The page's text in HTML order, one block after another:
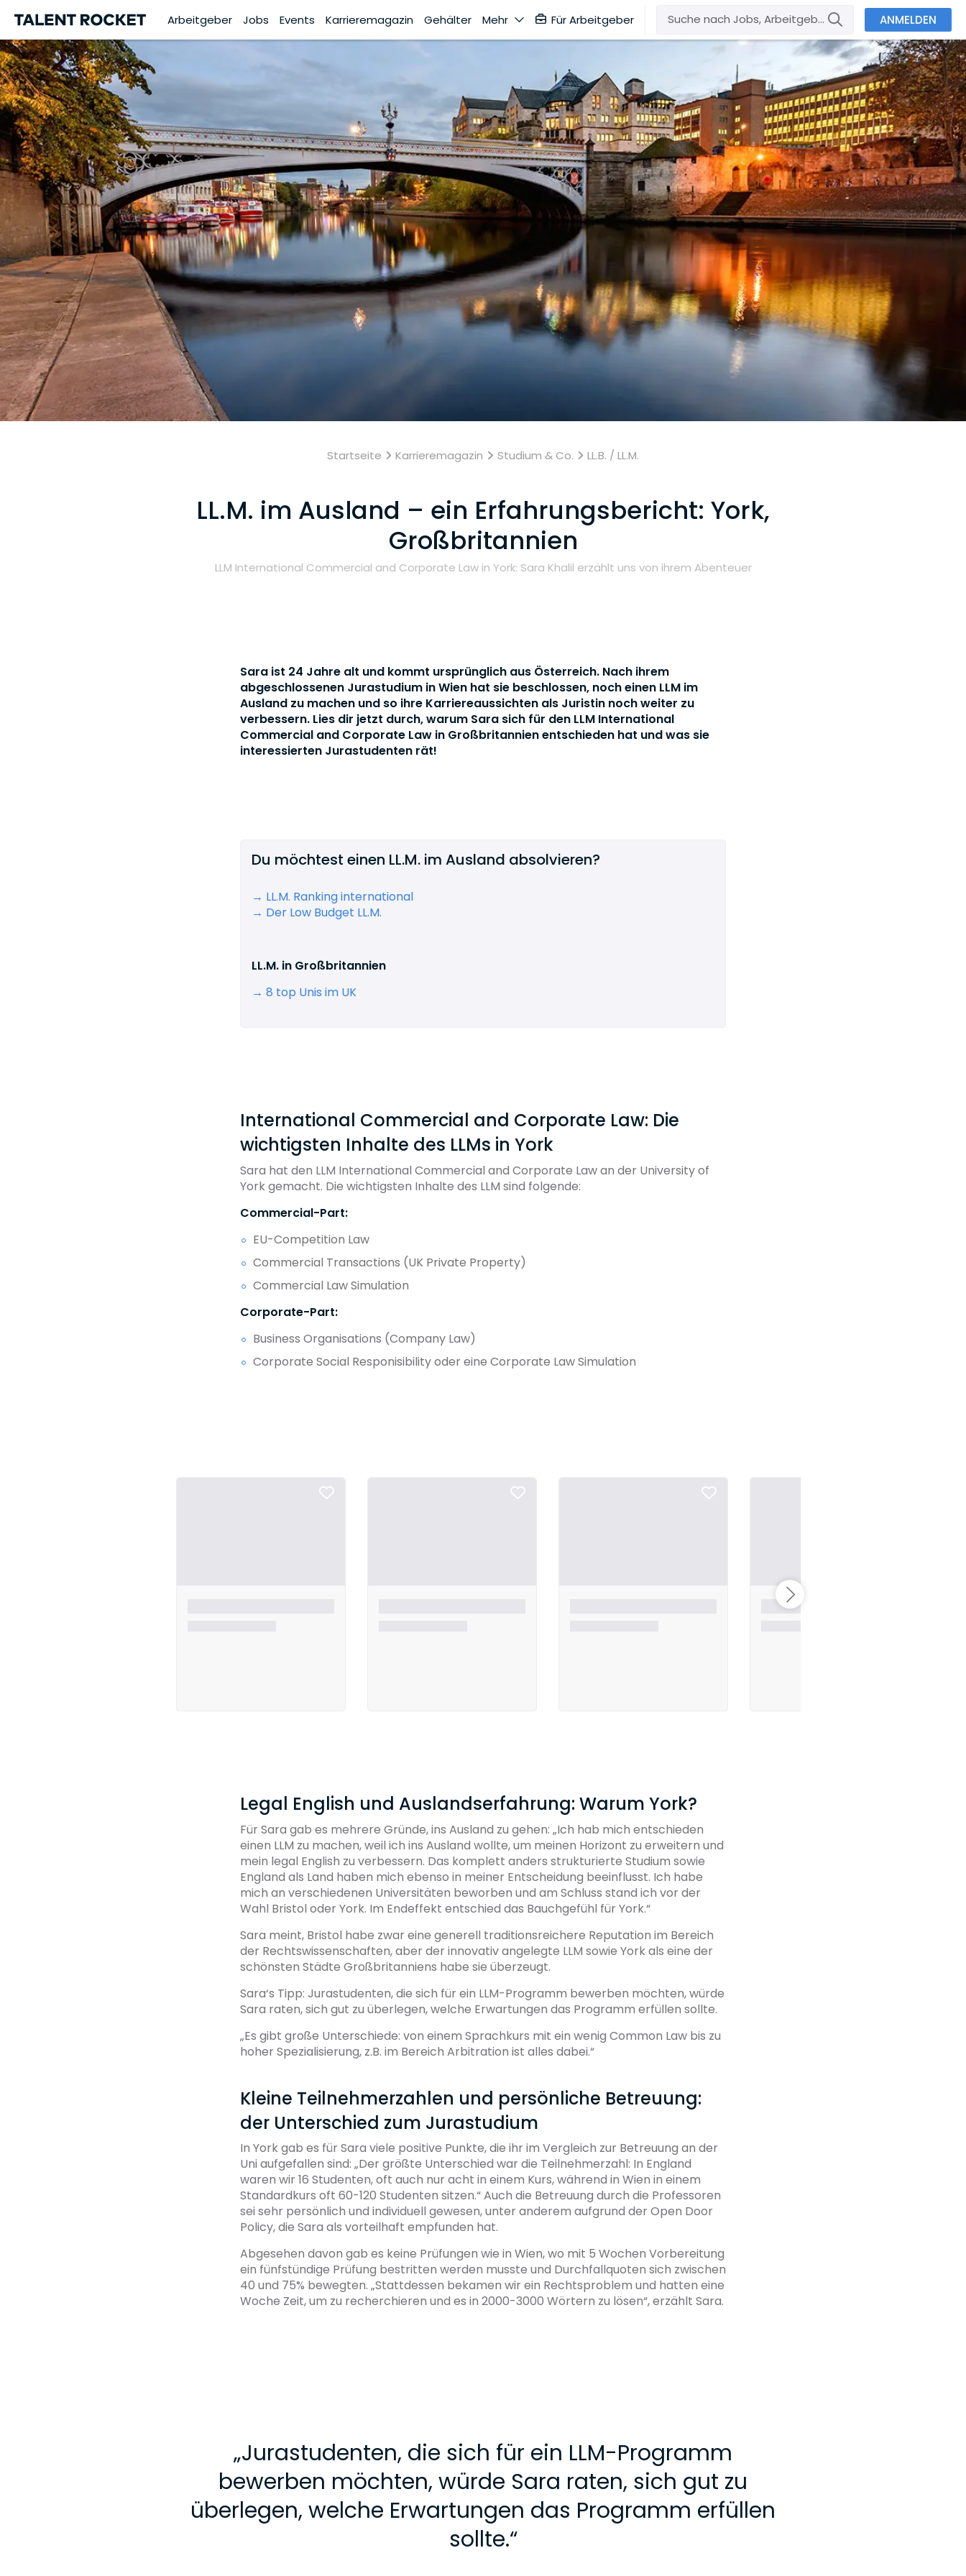
Arbeitgeber Jobs Events Karrieremagazin Gehälter Mehr Für Arbeitgeber ANMELDEN
Startseite Karrieremagazin Studium & Co. LL.B. / LL.M.
LL.M. im Ausland – ein Erfahrungsbericht: York,
Großbritannien
LLM International Commercial and Corporate Law in York: Sara Khalil erzählt uns von ihrem Abenteuer
Sara ist 24 Jahre alt und kommt ursprünglich aus Österreich. Nach ihrem
abgeschlossenen Jurastudium in Wien hat sie beschlossen, noch einen LLM im
Ausland zu machen und so ihre Karriereaussichten als Juristin noch weiter zu
verbessern. Lies dir jetzt durch, warum Sara sich für den LLM International
Commercial and Corporate Law in Großbritannien entschieden hat und was sie
interessierten Jurastudenten rät!
Du möchtest einen LL.M. im Ausland absolvieren?
→ LL.M. Ranking international
→ Der Low Budget LL.M.
LL.M. in Großbritannien
→ 8 top Unis im UK
International Commercial and Corporate Law: Die
wichtigsten Inhalte des LLMs in York
Sara hat den LLM International Commercial and Corporate Law an der University of
York gemacht. Die wichtigsten Inhalte des LLM sind folgende:
Commercial-Part:
EU-Competition Law
Commercial Transactions (UK Private Property)
Commercial Law Simulation
Corporate-Part:
Business Organisations (Company Law)
Corporate Social Responisibility oder eine Corporate Law Simulation
Legal English und Auslandserfahrung: Warum York?
Für Sara gab es mehrere Gründe, ins Ausland zu gehen: „Ich hab mich entschieden
einen LLM zu machen, weil ich ins Ausland wollte, um meinen Horizont zu erweitern und
mein legal English zu verbessern. Das komplett anders strukturierte Studium sowie
England als Land haben mich ebenso in meiner Entscheidung beeinflusst. Ich habe
mich an verschiedenen Universitäten beworben und am Schluss stand ich vor der
Wahl Bristol oder York. Im Endeffekt entschied das Bauchgefühl für York.“
Sara meint, Bristol habe zwar eine generell traditionsreichere Reputation im Bereich
der Rechtswissenschaften, aber der innovativ angelegte LLM sowie York als eine der
schönsten Städte Großbritanniens habe sie überzeugt.
Sara‘s Tipp: Jurastudenten, die sich für ein LLM-Programm bewerben möchten, würde
Sara raten, sich gut zu überlegen, welche Erwartungen das Programm erfüllen sollte.
„Es gibt große Unterschiede: von einem Sprachkurs mit ein wenig Common Law bis zu
hoher Spezialisierung, z.B. im Bereich Arbitration ist alles dabei.“
Kleine Teilnehmerzahlen und persönliche Betreuung:
der Unterschied zum Jurastudium
In York gab es für Sara viele positive Punkte, die ihr im Vergleich zur Betreuung an der
Uni aufgefallen sind: „Der größte Unterschied war die Teilnehmerzahl: In England
waren wir 16 Studenten, oft auch nur acht in einem Kurs, während in Wien in einem
Standardkurs oft 60-120 Studenten sitzen.“ Auch die Betreuung durch die Professoren
sei sehr persönlich und individuell gewesen, unter anderem aufgrund der Open Door
Policy, die Sara als vorteilhaft empfunden hat.
Abgesehen davon gab es keine Prüfungen wie in Wien, wo mit 5 Wochen Vorbereitung
ein fünfstündige Prüfung bestritten werden musste und Durchfallquoten sich zwischen
40 und 75% bewegten. „Stattdessen bekamen wir ein Rechtsproblem und hatten eine
Woche Zeit, um zu recherchieren und es in 2000-3000 Wörtern zu lösen“, erzählt Sara.
„Jurastudenten, die sich für ein LLM-Programm
bewerben möchten, würde Sara raten, sich gut zu
überlegen, welche Erwartungen das Programm erfüllen
sollte.“